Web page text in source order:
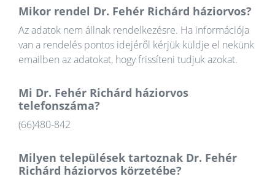
Mikor rendel Dr. Fehér Richárd háziorvos?
Az adatok nem állnak rendelkezésre. Ha információja
van a rendelés pontos idejéről kérjük küldje el nekünk
emailben az adatokat, hogy frissíteni tudjuk azokat.
Mi Dr. Fehér Richárd háziorvos
telefonszáma?
(66)480-842
Milyen települések tartoznak Dr. Fehér
Richárd háziorvos körzetébe?